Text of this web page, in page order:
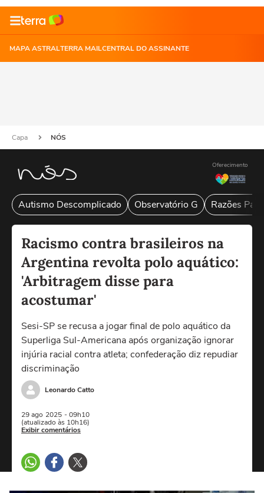
MAPA ASTRALTERRA MAILCENTRAL DO ASSINANTE
Capa NÓS
Oferecimento
Autismo Descomplicado Observatório G Razões
Racismo contra brasileiros na
Argentina revolta polo aquático:
'Arbitragem disse para
acostumar'
Sesi-SP se recusa a jogar final de polo aquático da
Superliga Sul-Americana após organização ignorar
injúria racial contra atleta; confederação diz repudiar
discriminação
Leonardo Catto
29 ago 2025 - 09h10
(atualizado às 10h16)
Exibir comentários